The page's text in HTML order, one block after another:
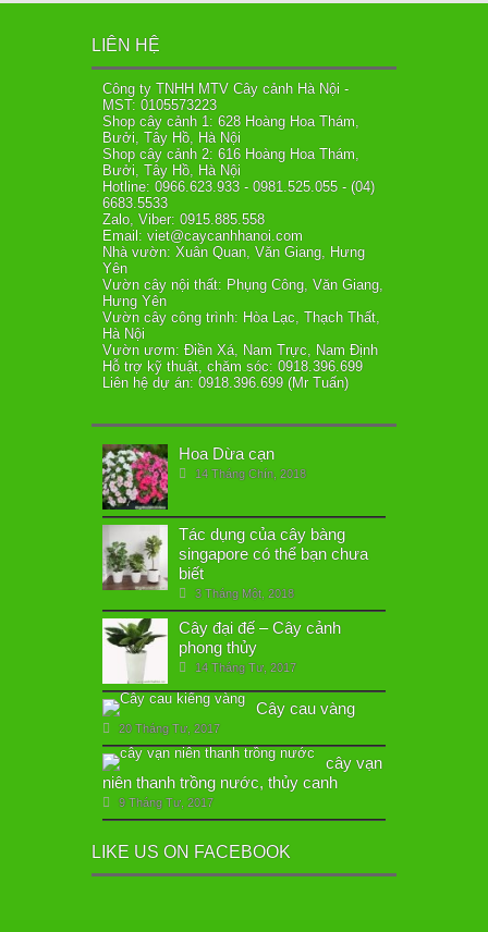
LIÊN HỆ
Công ty TNHH MTV Cây cảnh Hà Nội -
MST: 0105573223
Shop cây cảnh 1: 628 Hoàng Hoa Thám,
Bưởi, Tây Hồ, Hà Nội
Shop cây cảnh 2: 616 Hoàng Hoa Thám,
Bưởi, Tây Hồ, Hà Nội
Hotline: 0966.623.933 - 0981.525.055 - (04)
6683.5533
Zalo, Viber: 0915.885.558
Email: viet@caycanhhanoi.com
Nhà vườn: Xuân Quan, Văn Giang, Hưng
Yên
Vườn cây nội thất: Phụng Công, Văn Giang,
Hưng Yên
Vườn cây công trình: Hòa Lạc, Thạch Thất,
Hà Nội
Vườn ươm: Điền Xá, Nam Trực, Nam Định
Hỗ trợ kỹ thuật, chăm sóc: 0918.396.699
Liên hệ dự án: 0918.396.699 (Mr Tuấn)
Hoa Dừa cạn
14 Tháng Chín, 2018
Tác dụng của cây bàng
singapore có thể bạn chưa
biết
3 Tháng Một, 2018
Cây đại đế – Cây cảnh
phong thủy
14 Tháng Tư, 2017
Cây cau vàng
20 Tháng Tư, 2017
cây vạn
niên thanh trồng nước, thủy canh
9 Tháng Tư, 2017
LIKE US ON FACEBOOK